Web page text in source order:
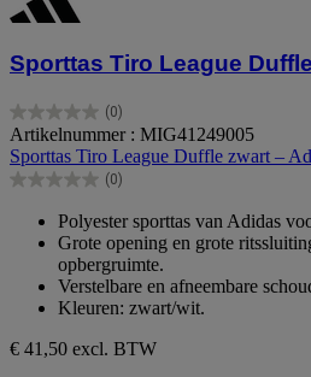
Sporttas Tiro League
(0)
0.0
van
de
5
Artikelnummer : MIG41249005
Sporttas Tiro League Duffle zwart –
(0)
0.0
sterren.
Polyester sporttas van Adidas
Grote opening en grote
opbergruimte.
Verstelbare en afneembare
Kleuren: zwart/wit.
€ 41,50 excl. BTW